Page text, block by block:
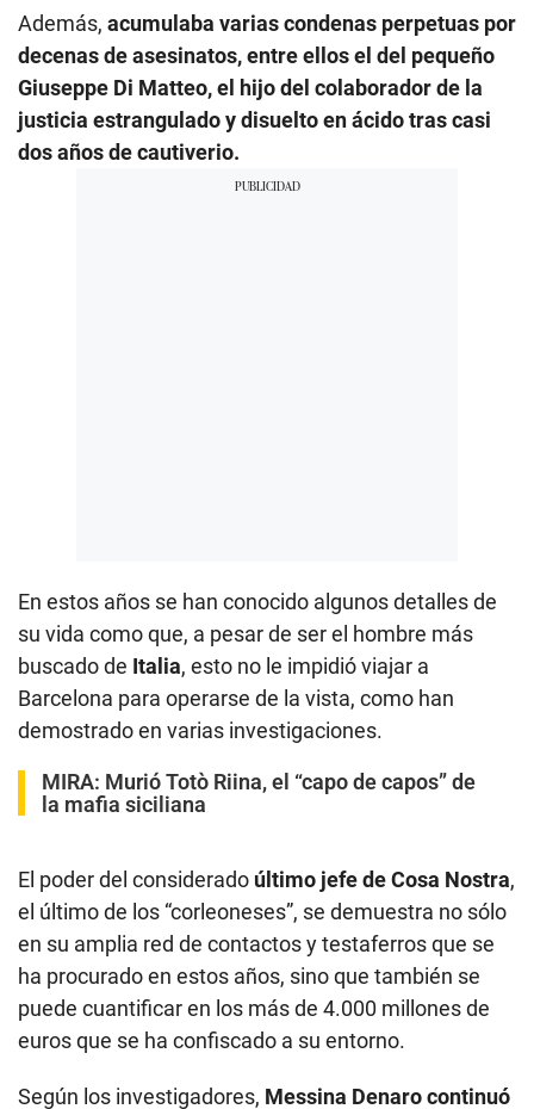
Además, acumulaba varias condenas perpetuas por
decenas de asesinatos, entre ellos el del pequeño
Giuseppe Di Matteo, el hijo del colaborador de la
justicia estrangulado y disuelto en ácido tras casi
dos años de cautiverio.
En estos años se han conocido algunos detalles de
su vida como que, a pesar de ser el hombre más
buscado de Italia, esto no le impidió viajar a
Barcelona para operarse de la vista, como han
demostrado en varias investigaciones.
MIRA: Murió Totò Riina, el “capo de capos” de
la mafia siciliana
El poder del considerado último jefe de Cosa Nostra,
el último de los “corleoneses”, se demuestra no sólo
en su amplia red de contactos y testaferros que se
ha procurado en estos años, sino que también se
puede cuantificar en los más de 4.000 millones de
euros que se ha confiscado a su entorno.
Según los investigadores, Messina Denaro continuó